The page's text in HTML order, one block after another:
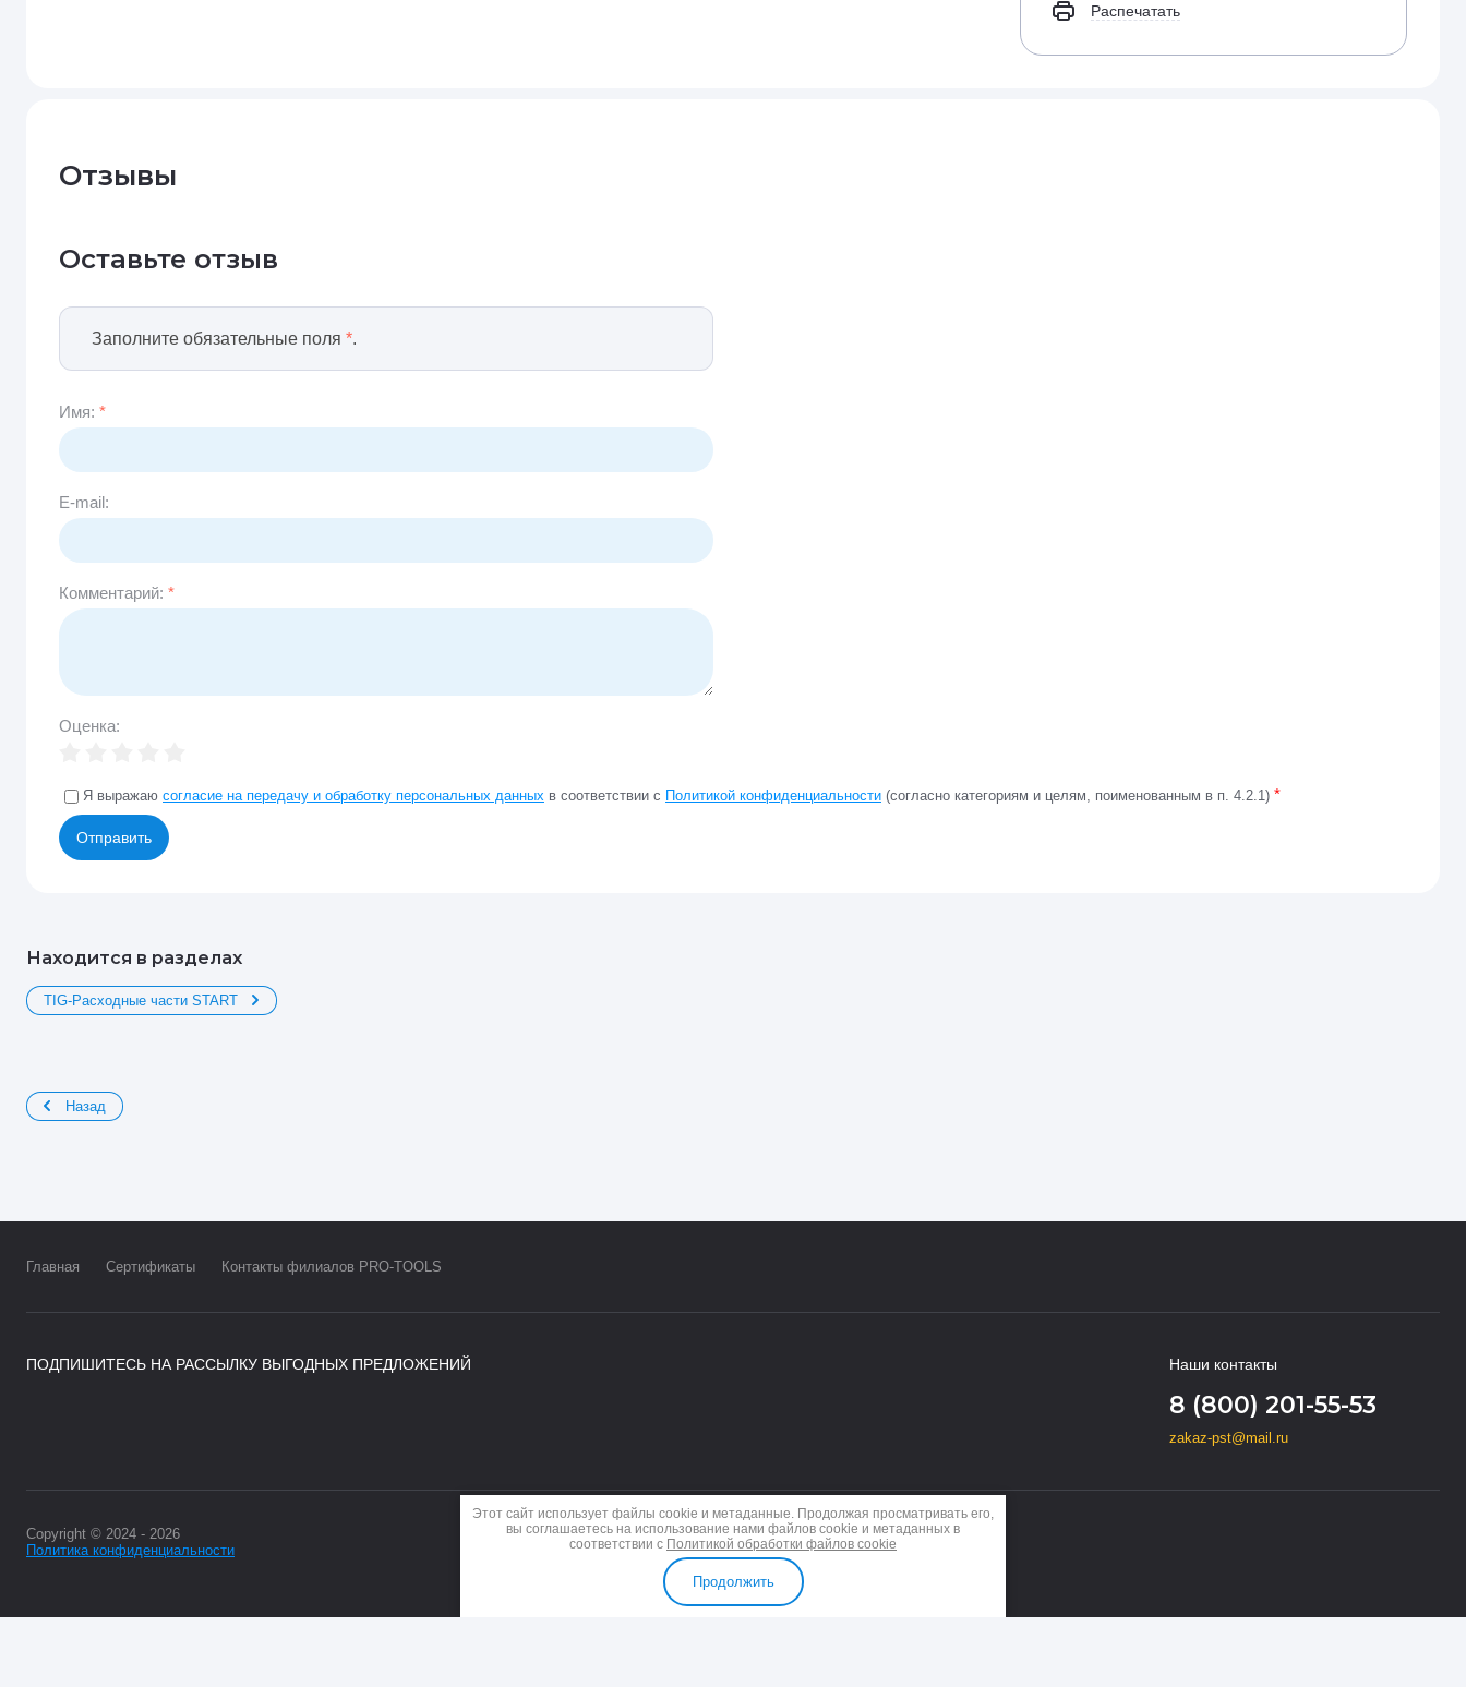
Распечатать
Отзывы
Оставьте отзыв
Заполните обязательные поля *.
Имя: *
E-mail:
Комментарий: *
Оценка:
Я выражаю согласие на передачу и обработку персональных данных в соответствии с Политикой конфиденциальности (согласно категориям и целям, поименованным в п. 4.2.1) *
Отправить
Находится в разделах
TIG-Расходные части START
Назад
Главная Сертификаты Контакты филиалов PRO-TOOLS
ПОДПИШИТЕСЬ НА РАССЫЛКУ ВЫГОДНЫХ ПРЕДЛОЖЕНИЙ Наши контакты
8 (800) 201-55-53
zakaz-pst@mail.ru
Copyright © 2024 - 2026
Политика конфиденциальности
Этот сайт использует файлы cookie и метаданные. Продолжая просматривать его,
вы соглашаетесь на использование нами файлов cookie и метаданных в
соответствии с Политикой обработки файлов cookie
Продолжить